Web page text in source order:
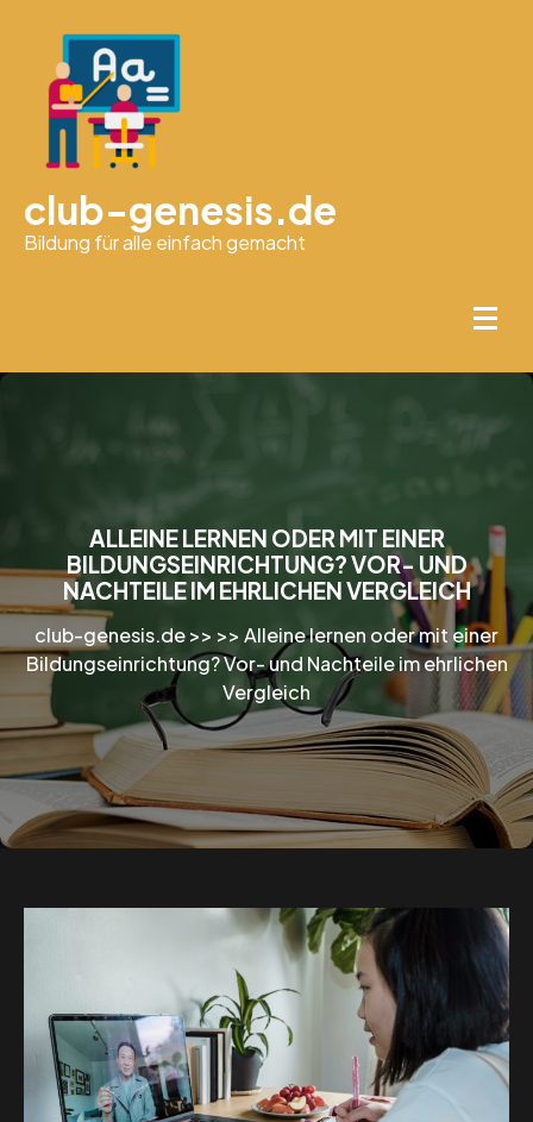
content
club-genesis.de
Bildung für alle einfach gemacht
ALLEINE LERNEN ODER MIT EINER
BILDUNGSEINRICHTUNG? VOR- UND
NACHTEILE IM EHRLICHEN VERGLEICH
club-genesis.de>> >> Alleine lernen oder mit einer
Bildungseinrichtung? Vor- und Nachteile im ehrlichen
Vergleich